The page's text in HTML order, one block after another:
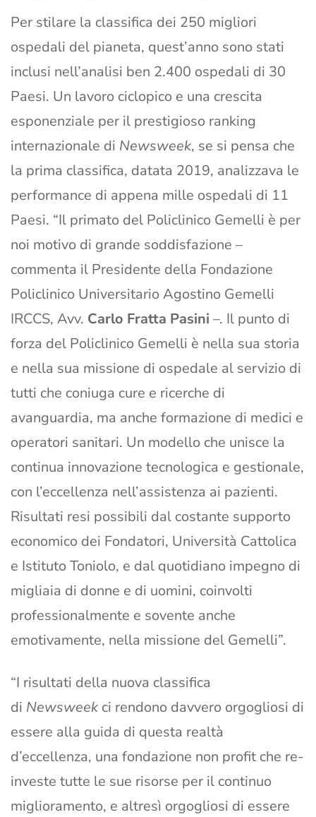
Per stilare la classifica dei 250 migliori
ospedali del pianeta, quest’anno sono stati
inclusi nell’analisi ben 2.400 ospedali di 30
Paesi. Un lavoro ciclopico e una crescita
esponenziale per il prestigioso ranking
internazionale di Newsweek, se si pensa che
la prima classifica, datata 2019, analizzava le
performance di appena mille ospedali di 11
Paesi. “Il primato del Policlinico Gemelli è per
noi motivo di grande soddisfazione –
commenta il Presidente della Fondazione
Policlinico Universitario Agostino Gemelli
IRCCS, Avv. Carlo Fratta Pasini –. Il punto di
forza del Policlinico Gemelli è nella sua storia
e nella sua missione di ospedale al servizio di
tutti che coniuga cure e ricerche di
avanguardia, ma anche formazione di medici e
operatori sanitari. Un modello che unisce la
continua innovazione tecnologica e gestionale,
con l’eccellenza nell’assistenza ai pazienti.
Risultati resi possibili dal costante supporto
economico dei Fondatori, Università Cattolica
e Istituto Toniolo, e dal quotidiano impegno di
migliaia di donne e di uomini, coinvolti
professionalmente e sovente anche
emotivamente, nella missione del Gemelli”.
“I risultati della nuova classifica
di Newsweek ci rendono davvero orgogliosi di
essere alla guida di questa realtà
d’eccellenza, una fondazione non profit che re-
investe tutte le sue risorse per il continuo
miglioramento, e altresì orgogliosi di essere